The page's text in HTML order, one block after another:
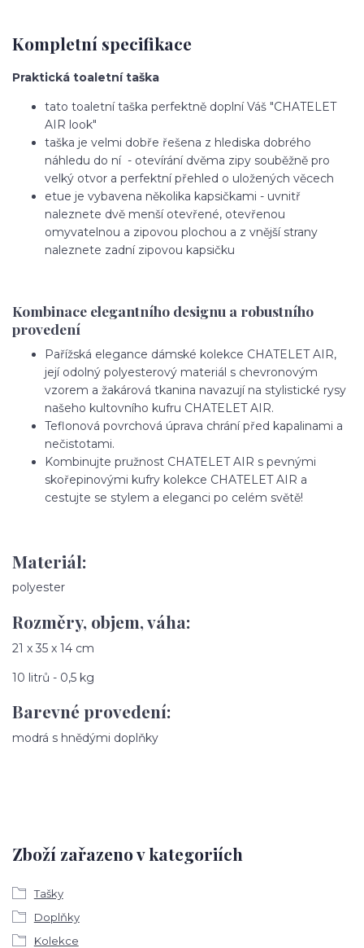
Kompletní specifikace
Praktická toaletní taška
tato toaletní taška perfektně doplní Váš "CHATELET
AIR look"
taška je velmi dobře řešena z hlediska dobrého
náhledu do ní - otevírání dvěma zipy souběžně pro
velký otvor a perfektní přehled o uložených věcech
etue je vybavena několika kapsičkami - uvnitř
naleznete dvě menší otevřené, otevřenou
omyvatelnou a zipovou plochou a z vnější strany
naleznete zadní zipovou kapsičku
Kombinace elegantního designu a robustního
provedení
Pařížská elegance dámské kolekce CHATELET AIR,
její odolný polyesterový materiál s chevronovým
vzorem a žakárová tkanina navazují na stylistické rysy
našeho kultovního kufru CHATELET AIR.
Teflonová povrchová úprava chrání před kapalinami a
nečistotami.
Kombinujte pružnost CHATELET AIR s pevnými
skořepinovými kufry kolekce CHATELET AIR a
cestujte se stylem a eleganci po celém světě!
Materiál:
polyester
Rozměry, objem, váha:
21 x 35 x 14 cm
10 litrů - 0,5 kg
Barevné provedení:
modrá s hnědými doplňky
Zboží zařazeno v kategoriích
Tašky
Doplňky
Kolekce